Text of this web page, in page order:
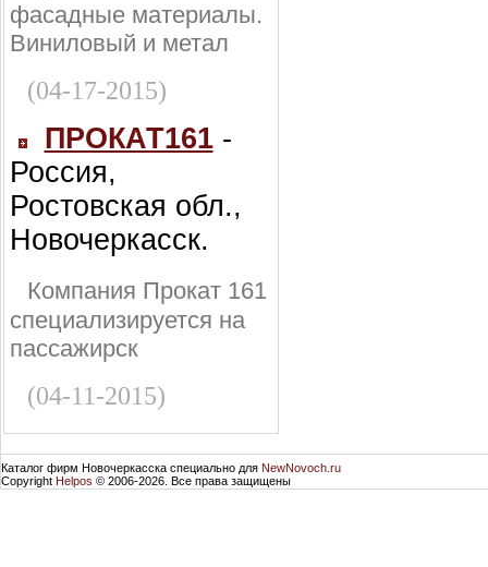
фасадные материалы.
Виниловый и метал
(04-17-2015)
ПРОКАТ161-
Россия,
Ростовская обл.,
Новочеркасск.
Компания Прокат 161
специализируется на
пассажирск
(04-11-2015)
Каталог фирм Новочеркасска специально для NewNovoch.ru
Copyright Helpos © 2006-2026. Все права защищены